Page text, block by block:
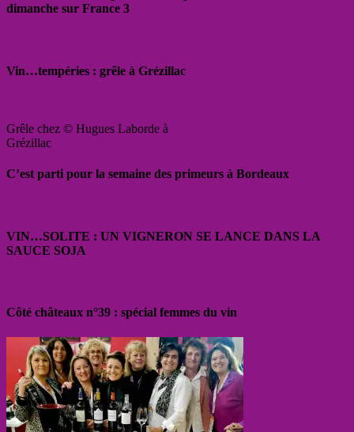
dimanche sur France 3
Vin…tempéries : grêle à Grézillac
Grêle chez © Hugues Laborde à
Grézillac
C’est parti pour la semaine des primeurs à Bordeaux
VIN…SOLITE : UN VIGNERON SE LANCE DANS LA
SAUCE SOJA
Côté châteaux n°39 : spécial femmes du vin